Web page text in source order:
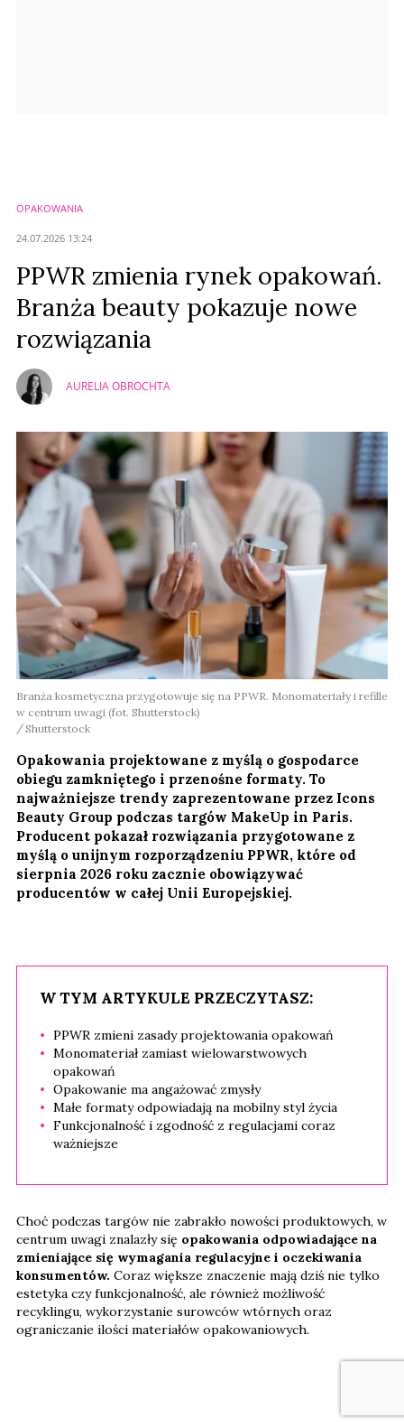
OPAKOWANIA
24.07.2026 13:24
PPWR zmienia rynek opakowań.
Branża beauty pokazuje nowe
rozwiązania
AURELIA OBROCHTA
Branża kosmetyczna przygotowuje się na PPWR. Monomateriały i refille
w centrum uwagi (fot. Shutterstock)
Shutterstock
Opakowania projektowane z myślą o gospodarce
obiegu zamkniętego i przenośne formaty. To
najważniejsze trendy zaprezentowane przez Icons
Beauty Group podczas targów MakeUp in Paris.
Producent pokazał rozwiązania przygotowane z
myślą o unijnym rozporządzeniu PPWR, które od
sierpnia 2026 roku zacznie obowiązywać
producentów w całej Unii Europejskiej.
W TYM ARTYKULE PRZECZYTASZ:
PPWR zmieni zasady projektowania opakowań
Monomateriał zamiast wielowarstwowych
opakowań
Opakowanie ma angażować zmysły
Małe formaty odpowiadają na mobilny styl życia
Funkcjonalność i zgodność z regulacjami coraz
ważniejsze
Choć podczas targów nie zabrakło nowości produktowych, w
centrum uwagi znalazły się opakowania odpowiadające na
zmieniające się wymagania regulacyjne i oczekiwania
konsumentów. Coraz większe znaczenie mają dziś nie tylko
estetyka czy funkcjonalność, ale również możliwość
recyklingu, wykorzystanie surowców wtórnych oraz
ograniczanie ilości materiałów opakowaniowych.